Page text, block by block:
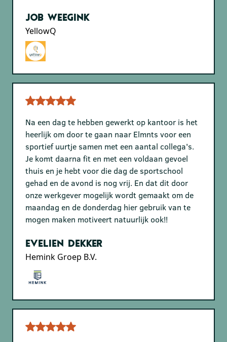
Job Weegink
YellowQ
Na een dag te hebben gewerkt op kantoor is het
heerlijk om door te gaan naar Elmnts voor een
sportief uurtje samen met een aantal collega's.
Je komt daarna fit en met een voldaan gevoel
thuis en je hebt voor die dag de sportschool
gehad en de avond is nog vrij. En dat dit door
onze werkgever mogelijk wordt gemaakt om de
maandag en de donderdag hier gebruik van te
mogen maken motiveert natuurlijk ook!!
Evelien Dekker
Hemink Groep B.V.